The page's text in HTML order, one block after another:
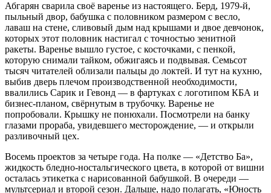
Абгарян сварила своё варенье из настоящего. Берд, 1979-й,
пыльный двор, бабушка с половником размером с весло,
лаваш на стене, сливовый дым над крышами и двое девчонок,
которых этот половник настигал с точностью зенитной
ракеты. Варенье вышло густое, с косточками, с пенкой,
которую снимали тайком, обжигаясь и подвывая. Семьсот
тысяч читателей облизали пальцы до локтей. И тут на кухню,
выбив дверь плечом производственной необходимости,
ввалились Сарик и Гевонд — в фартуках с логотипом КБА и
бизнес-планом, свёрнутым в трубочку. Варенье не
попробовали. Крышку не понюхали. Посмотрели на банку
глазами прораба, увидевшего месторождение, — и открыли
разливочный цех.
Восемь проектов за четыре года. На полке — «Детство Ба»,
жидкость бледно-ностальгического цвета, в которой от вишни
осталась этикетка с нарисованной бабушкой. В очереди —
мультсериал и второй сезон. Дальше, надо полагать, «Юность